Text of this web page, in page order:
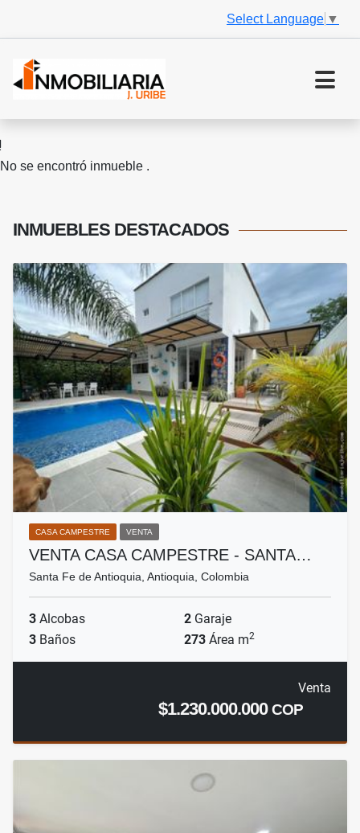
Select Language ▼
No se encontró inmueble .
INMUEBLES DESTACADOS
CASA CAMPESTRE VENTA
VENTA CASA CAMPESTRE - SANTA…
Santa Fe de Antioquia, Antioquia, Colombia
3 Alcobas 2 Garaje
3 Baños 273 Área m2
Venta
$1.230.000.000COP